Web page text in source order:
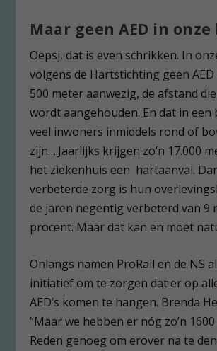
Maar geen AED in
Oepsj, dat is even schrikken. In
volgens de Hartstichting geen
500 meter aanwezig, de afstand
wordt aangehouden. En dat in
veel inwoners inmiddels rond of
zijn….Jaarlijks krijgen zo’n 17.000
het ziekenhuis een hartaanval.
verbeterde zorg is hun
de jaren negentig verbeterd van 9
procent. Maar dat kan en moet
Onlangs namen ProRail en de NS
initiatief om te zorgen dat er op
AED’s komen te hangen. Brenda
“Maar we hebben er nóg zo’n
Reden genoeg om erover na te